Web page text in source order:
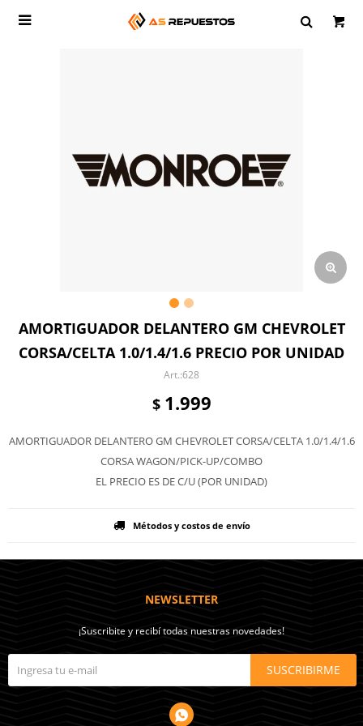

AMORTIGUADOR DELANTERO GM CHEVROLET
CORSA/CELTA 1.0/1.4/1.6 PRECIO POR UNIDAD
628
$ 1.999
AMORTIGUADOR DELANTERO GM CHEVROLET CORSA/CELTA 1.0/1.4/1.6
CORSA WAGON/PICK-UP/COMBO
EL PRECIO ES DE C/U (POR UNIDAD)
Métodos y costos de envío
NEWSLETTER
¡Suscribite y recibí todas nuestras novedades!
SUSCRIBIRME
